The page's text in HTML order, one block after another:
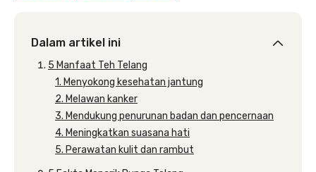
Dalam artikel ini
5 Manfaat Teh Telang
1. Menyokong kesehatan jantung
2. Melawan kanker
3. Mendukung penurunan badan dan pencernaan
4. Meningkatkan suasana hati
5. Perawatan kulit dan rambut